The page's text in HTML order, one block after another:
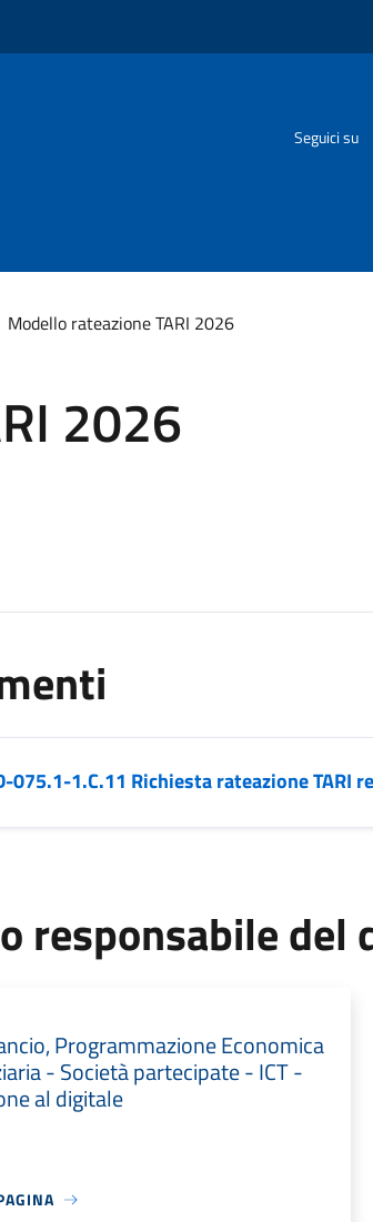
Seguici su
Modello rateazione TARI 2026
2026
075.1-1.C.11 Richiesta rateazione TARI
responsabile del
Programmazione Economica
- Società partecipate - ICT -
al digitale